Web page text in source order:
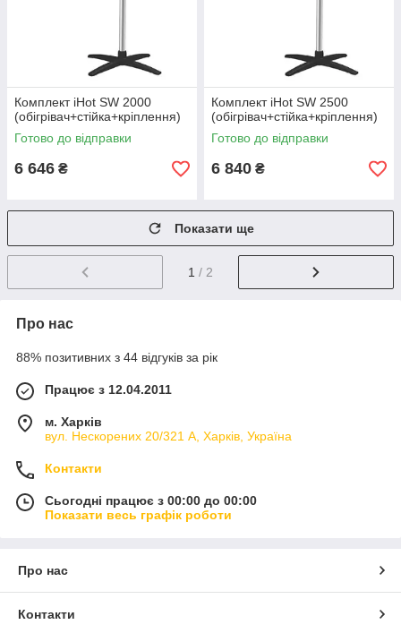
Комплект iHot SW 2000
(обігрівач+стійка+кріплення)
Готово до відправки
6 646 ₴
Комплект iHot SW 2500
(обігрівач+стійка+кріплення)
Готово до відправки
6 840 ₴
Показати ще
1 / 2
Про нас
88% позитивних з 44 відгуків за рік
Працює з 12.04.2011
м. Харків
вул. Нескорених 20/321 А, Харків, Україна
Контакти
Сьогодні працює з 00:00 до 00:00
Показати весь графік роботи
Про нас
Контакти